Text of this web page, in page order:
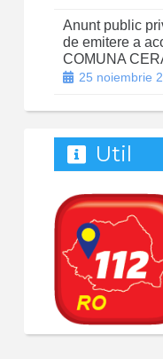
Anunt public
de emitere a
COMUNA
25 noiembrie
Util